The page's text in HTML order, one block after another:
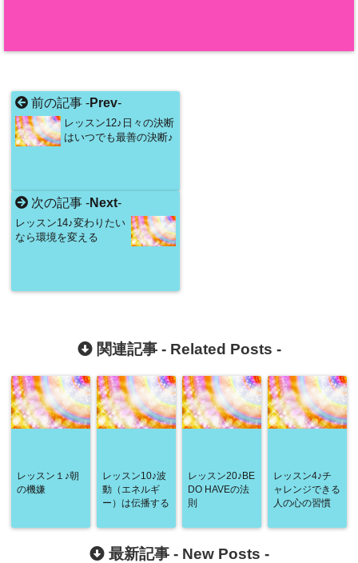
前の記事 -Prev-
レッスン12♪日々の決断
はいつでも最善の決断♪
次の記事 -Next-
レッスン14♪変わりたい
なら環境を変える
関連記事 - Related Posts -
レッスン１♪朝
の機嫌
レッスン10♪波
動（エネルギ
ー）は伝播する
レッスン20♪BE
DO HAVEの法
則
レッスン4♪チ
ャレンジできる
人の心の習慣
最新記事 - New Posts -